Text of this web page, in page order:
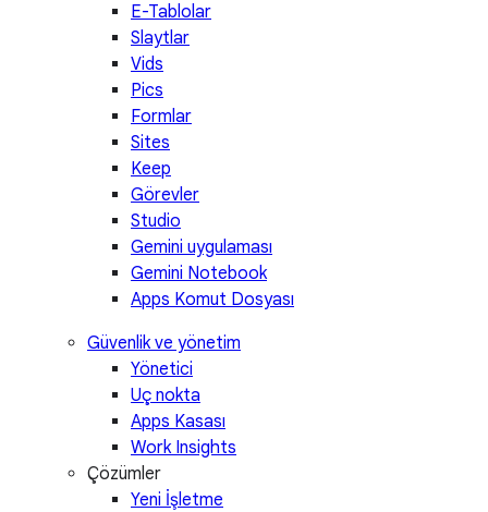
E-Tablolar
Slaytlar
Vids
Pics
Formlar
Sites
Keep
Görevler
Studio
Gemini uygulaması
Gemini Notebook
Apps Komut Dosyası
Güvenlik ve yönetim
Yönetici
Uç nokta
Apps Kasası
Work Insights
Çözümler
Yeni İşletme